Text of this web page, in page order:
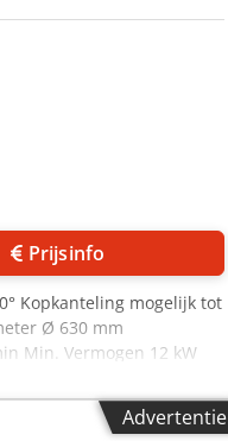
Prijsinfo
Kopkanteling mogelijk tot
Ø 630 mm
Min. Vermogen 12 kW
pagina is naar beste
maar de juistheid
Wij raden u aan alleAdvertentie